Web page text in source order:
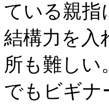
ている親指
結構力を入
所も難しい
でもビギナ